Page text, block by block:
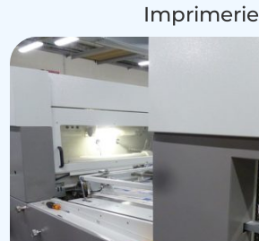
Imprimerie